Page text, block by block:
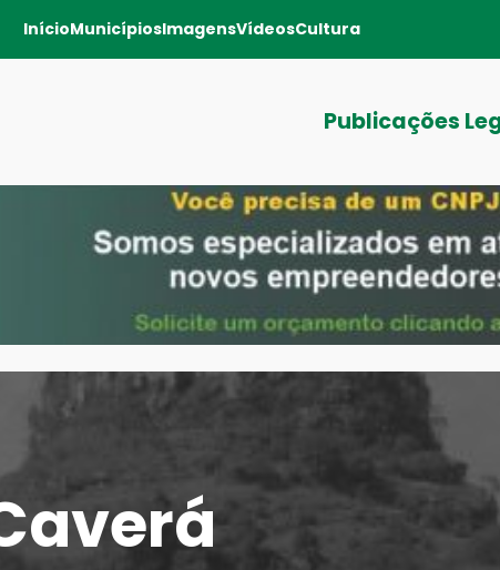
InícioMunicípiosImagensVídeosCultura
Publicações